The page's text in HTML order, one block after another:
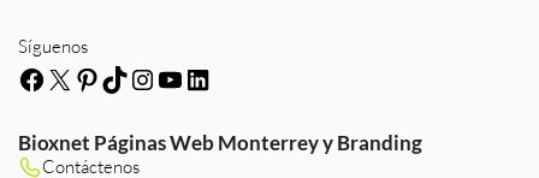
Síguenos
Facebook
X Pinterest
TikTok
Instagram
YouTube
LinkedIn
Bioxnet Páginas Web Monterrey y Branding
Contáctenos